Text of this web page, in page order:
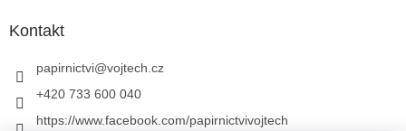
Kontakt
papirnictvi@vojtech.cz
+420 733 600 040
https://www.facebook.com/papirnictvivojtech